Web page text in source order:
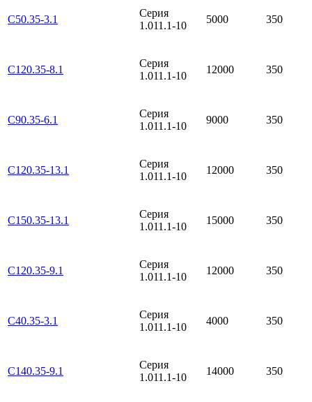
С50.35-3.1
Серия
1.011.1-10
5000 350
С120.35-8.1
Серия
1.011.1-10
12000 350
С90.35-6.1
Серия
1.011.1-10
9000 350
С120.35-13.1
Серия
1.011.1-10
12000 350
С150.35-13.1
Серия
1.011.1-10
15000 350
С120.35-9.1
Серия
1.011.1-10
12000 350
С40.35-3.1
Серия
1.011.1-10
4000 350
С140.35-9.1
Серия
1.011.1-10
14000 350